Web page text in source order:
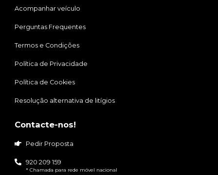
Acompanhar veículo
Perguntas Frequentes
Termos e Condições
Política de Privacidade
Política de Cookies
Resolução alternativa de litígios
Contacte-nos!
Pedir Proposta
920 209 159
* Chamada para rede móvel nacional